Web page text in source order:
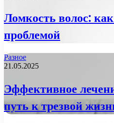
Ломкость волос:
проблемой
Разное
21.05.2025
Эффективное
путь к трезвой